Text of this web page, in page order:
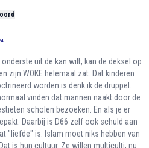
uit de kan wilt, kan de deksel op
zijn WOKE helemaal zat. Dat kinderen
worden is denk ik de druppel.
vinden dat mannen naakt door de
scholen bezoeken. En als je er
Daarbij is D66 zelf ook schuld aan
"liefde" is. Islam moet niks hebben van
is hun cultuur. Ze willen multiculti, nu